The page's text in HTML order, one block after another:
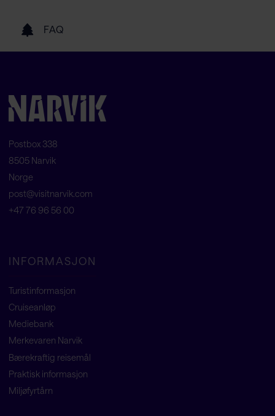
FAQ
Postbox 338
8505 Narvik
Norge
post@visitnarvik.com
+47 76 96 56 00
INFORMASJON
Turistinformasjon
Cruiseanløp
Mediebank
Merkevaren Narvik
Bærekraftig reisemål
Praktisk informasjon
Miljøfyrtårn